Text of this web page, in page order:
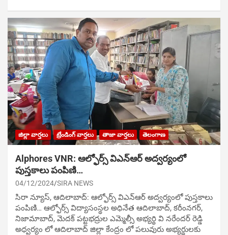
జిల్లా వార్తలు ట్రేండింగ్ వార్తలు తాజా వార్తలు తెలంగాణ
Alphores VNR: ఆల్ఫోర్స్ విఎన్ఆర్ అద్వర్యంలో
పుస్తకాలు పంపిణి…
04/12/2024 SIRA NEWS
సిరా న్యూస్, ఆదిలాబాద్: ఆల్ఫోర్స్ విఎన్ఆర్ అద్వర్యంలో పుస్తకాలు
పంపిణి… ఆల్ఫోర్స్ విద్యాసంస్థల అధినేత ఆదిలాబాద్, కరీంనగర్,
నిజామాబాద్, మెదక్ పట్టభద్రుల ఎమ్మెల్సీ అభ్యర్థి వి నరేందర్ రెడ్డి
అధ్వర్యం లో ఆదిలాబాద్ జిల్లా కేంద్రం లో పలువురు అభ్యర్థులకు